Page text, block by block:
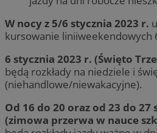
W nocy z 5/6 stycznia 2023 r.
kursowanie liniiweekendowych
6 stycznia 2023 r. (Święto
będą rozkłady na niedziele i
(niehandlowe/niewakacyjne).
Od 16 do 20 oraz od 23 do 27
(zimowa przerwa w nauce